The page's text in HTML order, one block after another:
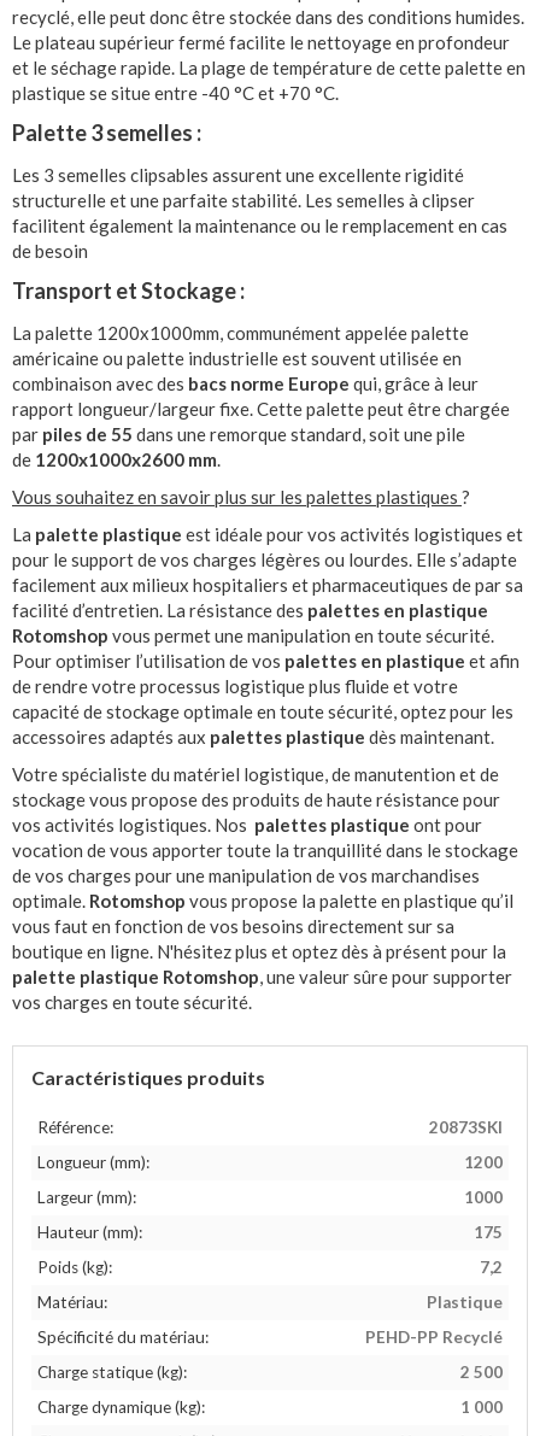
recyclé, elle peut donc être stockée dans des conditions humides.
Le plateau supérieur fermé facilite le nettoyage en profondeur
et le séchage rapide. La plage de température de cette palette en
plastique se situe entre -40 °C et +70 °C.
Palette 3 semelles :
Les 3 semelles clipsables assurent une excellente rigidité
structurelle et une parfaite stabilité. Les semelles à clipser
facilitent également la maintenance ou le remplacement en cas
de besoin
Transport et Stockage :
La palette 1200x1000mm, communément appelée palette
américaine ou palette industrielle est souvent utilisée en
combinaison avec des bacs norme Europe qui, grâce à leur
rapport longueur/largeur fixe. Cette palette peut être chargée
par piles de 55 dans une remorque standard, soit une pile
de 1200x1000x2600 mm.
Vous souhaitez en savoir plus sur les palettes plastiques ?
La palette plastique est idéale pour vos activités logistiques et
pour le support de vos charges légères ou lourdes. Elle s’adapte
facilement aux milieux hospitaliers et pharmaceutiques de par sa
facilité d’entretien. La résistance des palettes en plastique
Rotomshop vous permet une manipulation en toute sécurité.
Pour optimiser l’utilisation de vos palettes en plastique et afin
de rendre votre processus logistique plus fluide et votre
capacité de stockage optimale en toute sécurité, optez pour les
accessoires adaptés aux palettes plastique dès maintenant.
Votre spécialiste du matériel logistique, de manutention et de
stockage vous propose des produits de haute résistance pour
vos activités logistiques. Nos palettes plastique ont pour
vocation de vous apporter toute la tranquillité dans le stockage
de vos charges pour une manipulation de vos marchandises
optimale. Rotomshop vous propose la palette en plastique qu’il
vous faut en fonction de vos besoins directement sur sa
boutique en ligne. N'hésitez plus et optez dès à présent pour la
palette plastique Rotomshop, une valeur sûre pour supporter
vos charges en toute sécurité.
Caractéristiques produits
Référence:
20873SKI
Longueur (mm):
1200
Largeur (mm):
1000
Hauteur (mm):
175
Poids (kg):
7,2
Matériau:
Plastique
Spécificité du matériau:
PEHD-PP Recyclé
Charge statique (kg):
2 500
Charge dynamique (kg):
1 000